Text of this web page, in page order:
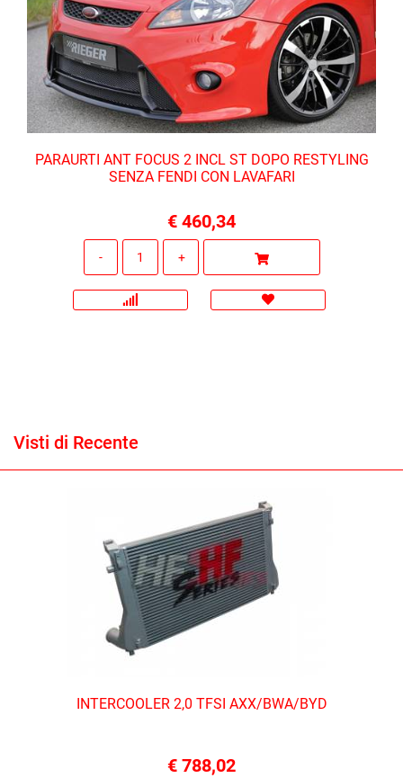
PARAURTI ANT FOCUS 2 INCL ST DOPO RESTYLING
SENZA FENDI CON LAVAFARI
€ 460,34
Visti di Recente
INTERCOOLER 2,0 TFSI AXX/BWA/BYD
€ 788,02